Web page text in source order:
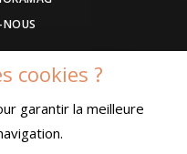
DE VENTE
cookies ?
garantir la meilleure